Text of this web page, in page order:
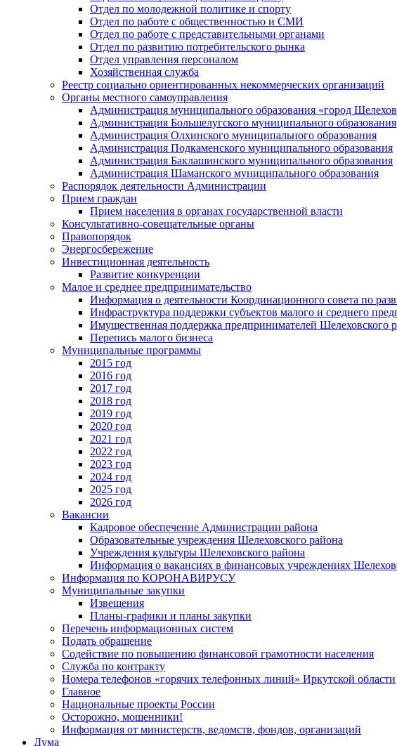
Отдел по молодежной политике и спорту
Отдел по работе с общественностью и СМИ
Отдел по работе с представительными органами
Отдел по развитию потребительского рынка
Отдел управления персоналом
Хозяйственная служба
Реестр социально ориентированных некоммерческих организаций
Органы местного самоуправления
Администрация муниципального образования «город
Администрация Большелугского муниципального образования
Администрация Олхинского муниципального образования
Администрация Подкаменского муниципального образования
Администрация Баклашинского муниципального образования
Администрация Шаманского муниципального образования
Распорядок деятельности Администрации
Прием граждан
Прием населения в органах государственной власти
Консультативно-совещательные органы
Правопорядок
Энергосбережение
Инвестиционная деятельность
Развитие конкуренции
Малое и среднее предпринимательство
Информация о деятельности Координационного совета по
Инфраструктура поддержки субъектов малого и среднего
Имущественная поддержка предпринимателей Шелеховского
Перепись малого бизнеса
Муниципальные программы
2015 год
2016 год
2017 год
2018 год
2019 год
2020 год
2021 год
2022 год
2023 год
2024 год
2025 год
2026 год
Вакансии
Кадровое обеспечение Администрации района
Образовательные учреждения Шелеховского района
Учреждения культуры Шелеховского района
Информация о вакансиях в финансовых учреждениях
Информация по КОРОНАВИРУСУ
Муниципальные закупки
Извещения
Планы-графики и планы закупки
Перечень информационных систем
Подать обращение
Содействие по повышению финансовой грамотности населения
Служба по контракту
Номера телефонов «горячих телефонных линий» Иркутской области
Главное
Национальные проекты России
Осторожно, мошенники!
Информация от министерств, ведомств, фондов, организаций
Дума